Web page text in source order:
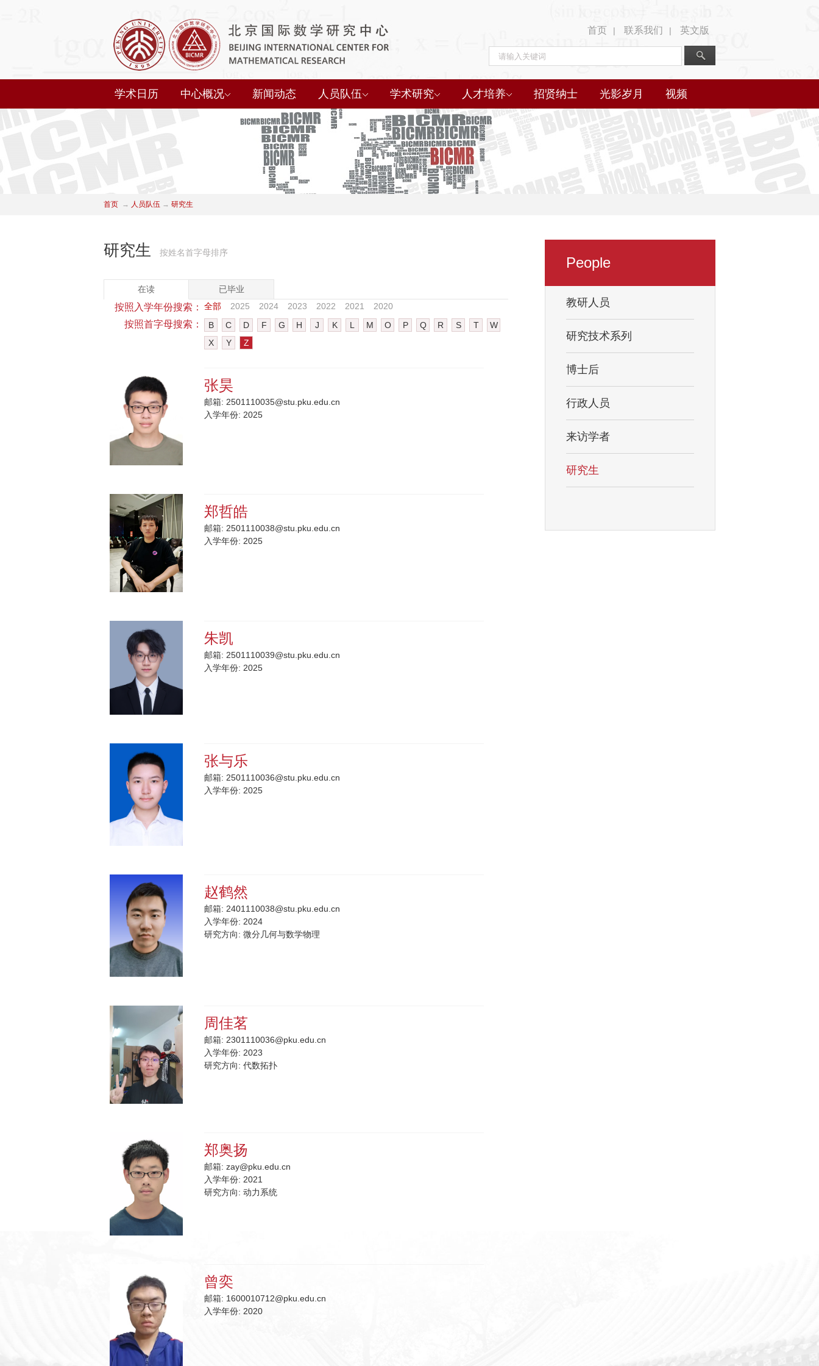
首页 | 联系我们 | 英文版
学术日历 中心概况 新闻动态 人员队伍 学术研究 人才培养 招贤纳士 光影岁月 视频
首页 → 人员队伍 → 研究生
研究生 按姓名首字母排序
在读 已毕业
按照入学年份搜索： 全部 2025 2024 2023 2022 2021 2020
按照首字母搜索： B C D F G H J K L M O P Q R S T
W
X
Y Z
张昊
邮箱: 2501110035@stu.pku.edu.cn
入学年份: 2025
郑哲皓
邮箱: 2501110038@stu.pku.edu.cn
入学年份: 2025
朱凯
邮箱: 2501110039@stu.pku.edu.cn
入学年份: 2025
张与乐
邮箱: 2501110036@stu.pku.edu.cn
入学年份: 2025
赵鹤然
邮箱: 2401110038@stu.pku.edu.cn
入学年份: 2024
研究方向: 微分几何与数学物理
周佳茗
邮箱: 2301110036@pku.edu.cn
入学年份: 2023
研究方向: 代数拓扑
郑奥扬
邮箱: zay@pku.edu.cn
入学年份: 2021
研究方向: 动力系统
曾奕
邮箱: 1600010712@pku.edu.cn
入学年份: 2020
People
教研人员
研究技术系列
博士后
行政人员
来访学者
研究生